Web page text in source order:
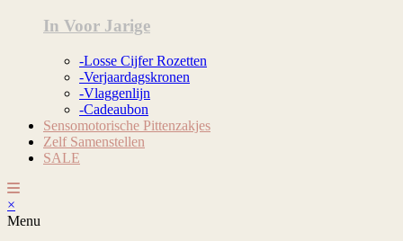
In Voor Jarige
-Losse Cijfer Rozetten
-Verjaardagskronen
-Vlaggenlijn
-Cadeaubon
Sensomotorische Pittenzakjes
Zelf Samenstellen
SALE
×
Menu